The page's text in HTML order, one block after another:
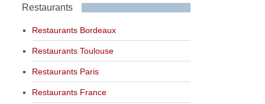
Restaurants
Restaurants Bordeaux
Restaurants Toulouse
Restaurants Paris
Restaurants France